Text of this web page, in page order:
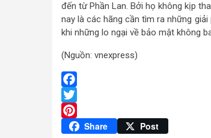
đến từ Phần Lan. Bởi họ không kịp
nay là các hãng cần tìm ra những
khi những lo ngại về bảo mật không
(Nguồn: vnexpress)
Facebook
Twitter
Pinterest
Share Post